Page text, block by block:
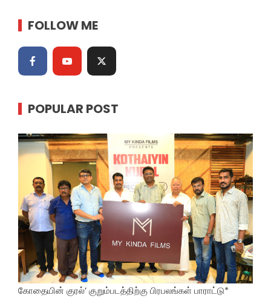
FOLLOW ME
POPULAR POST
கோதையின் குரல்’ குறும்படத்திற்கு பிரபலங்கள் பாராட்டு*